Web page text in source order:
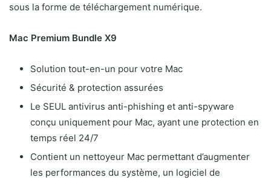
sous la forme de téléchargement numérique.
Mac Premium Bundle X9
Solution tout-en-un pour votre Mac
Sécurité & protection assurées
Le SEUL antivirus anti-phishing et anti-spyware
conçu uniquement pour Mac, ayant une protection en
temps réel 24/7
Contient un nettoyeur Mac permettant d’augmenter
les performances du système, un logiciel de